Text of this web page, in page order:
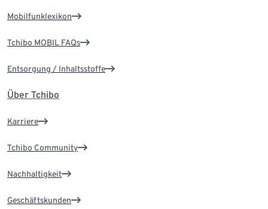
Mobilfunklexikon
Tchibo MOBIL FAQs
Entsorgung / Inhaltsstoffe
Über Tchibo
Karriere
Tchibo Community
Nachhaltigkeit
Geschäftskunden